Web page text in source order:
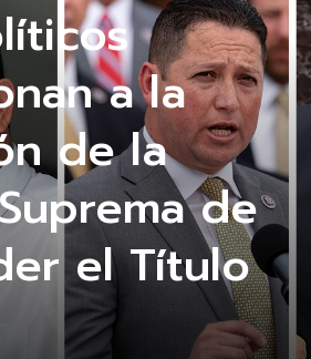
a la
de la
de
el Título